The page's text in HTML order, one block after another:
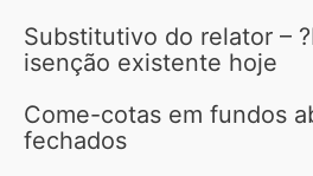
Substitutivo do relator –
isenção existente hoje
Come-cotas em fundos
fechados